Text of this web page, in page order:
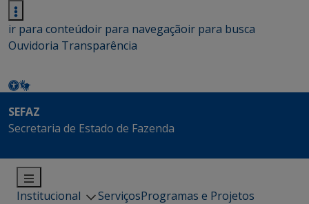
ir para conteúdoir para navegaçãoir para busca
Ouvidoria Transparência
SEFAZ
Secretaria de Estado de Fazenda
Institucional ServiçosProgramas e Projetos